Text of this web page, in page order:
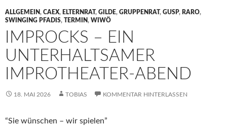
ALLGEMEIN, CAEX, ELTERNRAT, GILDE, GRUPPENRAT, GUSP, RARO,
SWINGING PFADIS, TERMIN, WIWÖ
IMPROCKS – EIN
UNTERHALTSAMER
IMPROTHEATER-ABEND
18. MAI 2026 TOBIAS KOMMENTAR HINTERLASSEN
“Sie wünschen – wir spielen”